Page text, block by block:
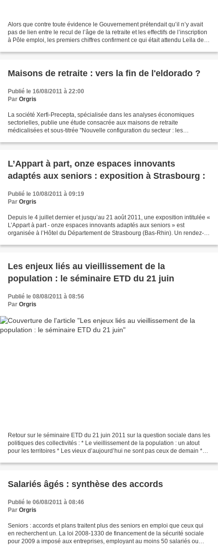
Alors que contre toute évidence le Gouvernement prétendait qu’il n’y avait
pas de lien entre le recul de l’âge de la retraite et les effectifs de l’inscription
à Pôle emploi, les premiers chiffres confirment ce qui était attendu Leïla de
Maisons de retraite : vers la fin de l'eldorado ?
Publié le 16/08/2011 à 22:00
Par Orgris
La société Xerfi-Precepta, spécialisée dans les analyses économiques
sectorielles, publie une étude consacrée aux maisons de retraite
médicalisées et sous-titrée "Nouvelle configuration du secteur : les
L’Appart à part, onze espaces innovants
adaptés aux seniors : exposition à Strasbourg :
Publié le 10/08/2011 à 09:19
Par Orgris
Depuis le 4 juillet dernier et jusqu’au 21 août 2011, une exposition intitulée «
L’Appart à part - onze espaces innovants adaptés aux seniors » est
organisée à l’Hôtel du Département de Strasbourg (Bas-Rhin). Un rendez-
Les enjeux liés au vieillissement de la
population : le séminaire ETD du 21 juin
Publié le 08/08/2011 à 08:56
Par Orgris
Retour sur le séminaire ETD du 21 juin 2011 sur la question sociale dans les
politiques des collectivités : * Le vieillissement de la population : un atout
pour les territoires * Les vieux d’aujourd’hui ne sont pas ceux de demain *
Salariés âgés : synthèse des accords
Publié le 06/08/2011 à 08:46
Par Orgris
Seniors : accords et plans traitent plus des seniors en emploi que ceux qui
en recherchent un. La loi 2008-1330 de financement de la sécurité sociale
pour 2009 a imposé aux entreprises, employant au moins 50 salariés ou